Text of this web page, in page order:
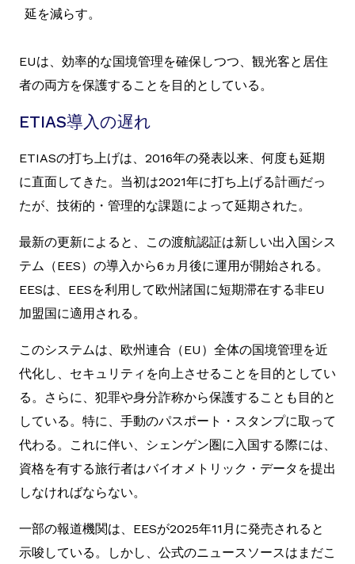
延を減らす。
EUは、効率的な国境管理を確保しつつ、観光客と居住
者の両方を保護することを目的としている。
ETIAS導入の遅れ
ETIASの打ち上げは、2016年の発表以来、何度も延期
に直面してきた。当初は2021年に打ち上げる計画だっ
たが、技術的・管理的な課題によって延期された。
最新の更新によると、この渡航認証は新しい出入国シス
テム（EES）の導入から6ヵ月後に運用が開始される。
EESは、EESを利用して欧州諸国に短期滞在する非EU
加盟国に適用される。
このシステムは、欧州連合（EU）全体の国境管理を近
代化し、セキュリティを向上させることを目的としてい
る。さらに、犯罪や身分詐称から保護することも目的と
している。特に、手動のパスポート・スタンプに取って
代わる。これに伴い、シェンゲン圏に入国する際には、
資格を有する旅行者はバイオメトリック・データを提出
しなければならない。
一部の報道機関は、EESが2025年11月に発売されると
示唆している。しかし、公式のニュースソースはまだこ